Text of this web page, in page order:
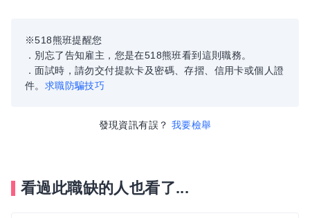
※518熊班提醒您
．別忘了告知雇主，您是在518熊班看到這則職務。
．面試時，請勿交付提款卡及密碼、存摺、信用卡或個人證
件。 求職防騙技巧
發現資訊有誤？ 我要檢舉
看過此職缺的人也看了...